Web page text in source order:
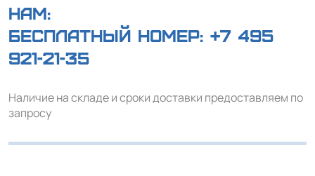
нам:
Бесплатный номер: +7 495
921-21-35
Наличие на складе и сроки доставки предоставляем по
запросу